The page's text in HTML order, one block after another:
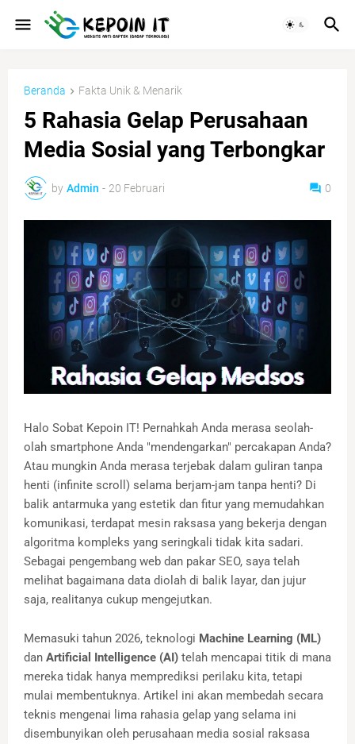
Beranda Fakta Unik & Menarik
5 Rahasia Gelap Perusahaan
Media Sosial yang Terbongkar
by Admin - 20 Februari 0
Halo Sobat Kepoin IT! Pernahkah Anda merasa seolah-
olah smartphone Anda "mendengarkan" percakapan Anda?
Atau mungkin Anda merasa terjebak dalam guliran tanpa
henti (infinite scroll) selama berjam-jam tanpa henti? Di
balik antarmuka yang estetik dan fitur yang memudahkan
komunikasi, terdapat mesin raksasa yang bekerja dengan
algoritma kompleks yang seringkali tidak kita sadari.
Sebagai pengembang web dan pakar SEO, saya telah
melihat bagaimana data diolah di balik layar, dan jujur
saja, realitanya cukup mengejutkan.
Memasuki tahun 2026, teknologi Machine Learning (ML)
dan Artificial Intelligence (AI) telah mencapai titik di mana
mereka tidak hanya memprediksi perilaku kita, tetapi
mulai membentuknya. Artikel ini akan membedah secara
teknis mengenai lima rahasia gelap yang selama ini
disembunyikan oleh perusahaan media sosial raksasa